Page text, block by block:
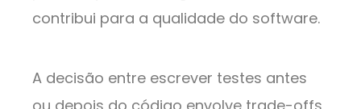
contribui para a qualidade do software.
A decisão entre escrever testes antes